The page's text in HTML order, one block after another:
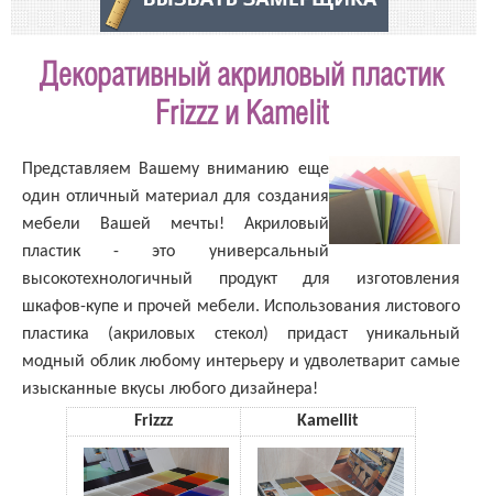
Декоративный акриловый пластик
Frizzz и Kamelit
Представляем Вашему вниманию еще
один отличный материал для создания
мебели Вашей мечты! Акриловый
пластик - это универсальный
высокотехнологичный продукт для изготовления
шкафов-купе и прочей мебели. Использования листового
пластика (акриловых стекол) придаст уникальный
модный облик любому интерьеру и удволетварит самые
изысканные вкусы любого дизайнера!
Frizzz
Kamellit